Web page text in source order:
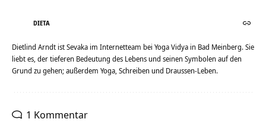
DIETA
Dietlind Arndt ist Sevaka im Internetteam bei Yoga Vidya in Bad Meinberg. Sie
liebt es, der tieferen Bedeutung des Lebens und seinen Symbolen auf den
Grund zu gehen; außerdem Yoga, Schreiben und Draussen-Leben.
1 Kommentar